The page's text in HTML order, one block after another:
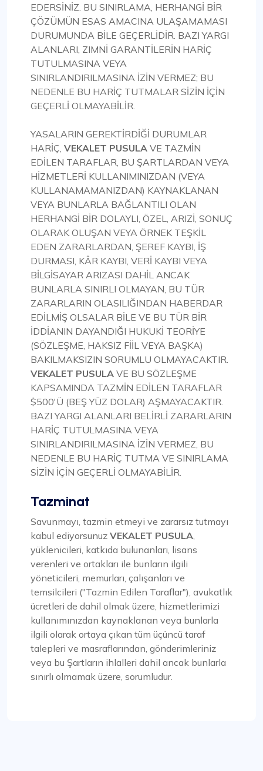
EDERSİNİZ. BU SINIRLAMA, HERHANGİ BİR
ÇÖZÜMÜN ESAS AMACINA ULAŞAMAMASI
DURUMUNDA BİLE GEÇERLİDİR. BAZI YARGI
ALANLARI, ZIMNİ GARANTİLERİN HARİÇ
TUTULMASINA VEYA
SINIRLANDIRILMASINA İZİN VERMEZ; BU
NEDENLE BU HARİÇ TUTMALAR SİZİN İÇİN
GEÇERLİ OLMAYABİLİR.
YASALARIN GEREKTİRDİĞİ DURUMLAR
HARİÇ, VEKALET PUSULA VE TAZMİN
EDİLEN TARAFLAR, BU ŞARTLARDAN VEYA
HİZMETLERİ KULLANIMINIZDAN (VEYA
KULLANAMAMANIZDAN) KAYNAKLANAN
VEYA BUNLARLA BAĞLANTILI OLAN
HERHANGİ BİR DOLAYLI, ÖZEL, ARIZİ, SONUÇ
OLARAK OLUŞAN VEYA ÖRNEK TEŞKİL
EDEN ZARARLARDAN, ŞEREF KAYBI, İŞ
DURMASI, KÂR KAYBI, VERİ KAYBI VEYA
BİLGİSAYAR ARIZASI DAHİL ANCAK
BUNLARLA SINIRLI OLMAYAN, BU TÜR
ZARARLARIN OLASILIĞINDAN HABERDAR
EDİLMİŞ OLSALAR BİLE VE BU TÜR BİR
İDDİANIN DAYANDIĞI HUKUKİ TEORİYE
(SÖZLEŞME, HAKSIZ FİİL VEYA BAŞKA)
BAKILMAKSIZIN SORUMLU OLMAYACAKTIR.
VEKALET PUSULA VE BU SÖZLEŞME
KAPSAMINDA TAZMİN EDİLEN TARAFLAR
$500'Ü (BEŞ YÜZ DOLAR) AŞMAYACAKTIR.
BAZI YARGI ALANLARI BELİRLİ ZARARLARIN
HARİÇ TUTULMASINA VEYA
SINIRLANDIRILMASINA İZİN VERMEZ, BU
NEDENLE BU HARİÇ TUTMA VE SINIRLAMA
SİZİN İÇİN GEÇERLİ OLMAYABİLİR.
Tazminat
Savunmayı, tazmin etmeyi ve zararsız tutmayı
kabul ediyorsunuz VEKALET PUSULA
yüklenicileri, katkıda bulunanları, lisans
verenleri ve ortakları ile bunların ilgili
yöneticileri, memurları, çalışanları ve
temsilcileri ("Tazmin Edilen Taraflar"), avukatlık
ücretleri de dahil olmak üzere, hizmetlerimizi
kullanımınızdan kaynaklanan veya bunlarla
ilgili olarak ortaya çıkan tüm üçüncü taraf
talepleri ve masraflarından, gönderimleriniz
veya bu Şartların ihlalleri dahil ancak bunlarla
sınırlı olmamak üzere, sorumludur.